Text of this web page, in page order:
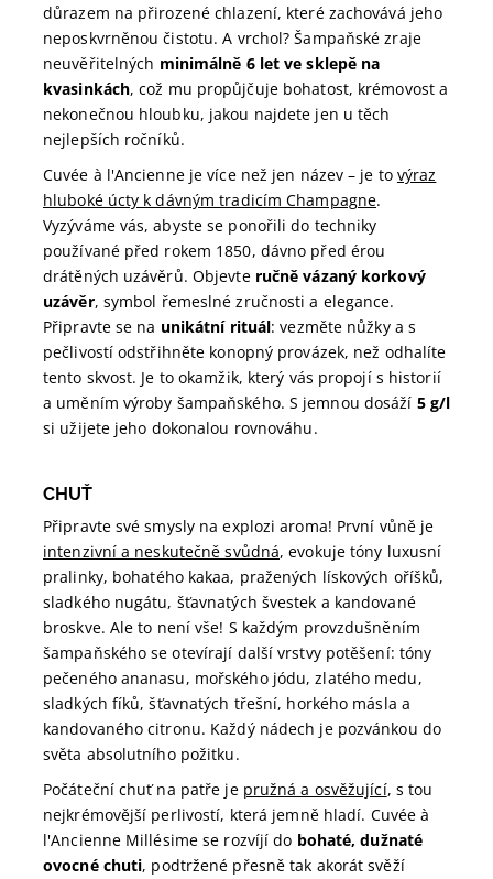
důrazem na přirozené chlazení, které zachovává jeho
neposkvrněnou čistotu. A vrchol? Šampaňské zraje
neuvěřitelných minimálně 6 let ve sklepě na
kvasinkách, což mu propůjčuje bohatost, krémovost a
nekonečnou hloubku, jakou najdete jen u těch
nejlepších ročníků.
Cuvée à l'Ancienne je více než jen název – je to výraz
hluboké úcty k dávným tradicím Champagne.
Vyzýváme vás, abyste se ponořili do techniky
používané před rokem 1850, dávno před érou
drátěných uzávěrů. Objevte ručně vázaný korkový
uzávěr, symbol řemeslné zručnosti a elegance.
Připravte se na unikátní rituál: vezměte nůžky a s
pečlivostí odstřihněte konopný provázek, než odhalíte
tento skvost. Je to okamžik, který vás propojí s historií
a uměním výroby šampaňského. S jemnou dosáží 5 g/l
si užijete jeho dokonalou rovnováhu.
CHUŤ
Připravte své smysly na explozi aroma! První vůně je
intenzivní a neskutečně svůdná, evokuje tóny luxusní
pralinky, bohatého kakaa, pražených lískových oříšků,
sladkého nugátu, šťavnatých švestek a kandované
broskve. Ale to není vše! S každým provzdušněním
šampaňského se otevírají další vrstvy potěšení: tóny
pečeného ananasu, mořského jódu, zlatého medu,
sladkých fíků, šťavnatých třešní, horkého másla a
kandovaného citronu. Každý nádech je pozvánkou do
světa absolutního požitku.
Počáteční chuť na patře je pružná a osvěžující, s tou
nejkrémovější perlivostí, která jemně hladí. Cuvée à
l'Ancienne Millésime se rozvíjí do bohaté, dužnaté
ovocné chuti, podtržené přesně tak akorát svěží